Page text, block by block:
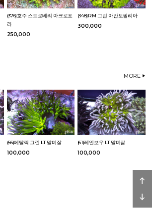
(376)호주 스트로베리 아크로포
라
250,000
(348)RM 그린 아칸토필리아
300,000
MORE
(56)메탈릭 그린 LT 말미잘
100,000
(61)레인보우 LT 말미잘
100,000